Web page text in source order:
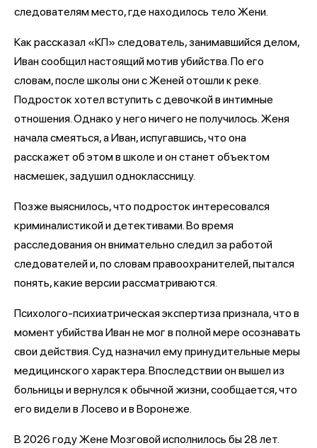
следователям место, где находилось тело Жени.
Как рассказал «КП» следователь, занимавшийся делом,
Иван сообщил настоящий мотив убийства. По его
словам, после школы они с Женей отошли к реке.
Подросток хотел вступить с девочкой в интимные
отношения. Однако у него ничего не получилось. Женя
начала смеяться, а Иван, испугавшись, что она
расскажет об этом в школе и он станет объектом
насмешек, задушил одноклассницу.
Позже выяснилось, что подросток интересовался
криминалистикой и детективами. Во время
расследования он внимательно следил за работой
следователей и, по словам правоохранителей, пытался
понять, какие версии рассматриваются.
Психолого-психиатрическая экспертиза признала, что в
момент убийства Иван не мог в полной мере осознавать
свои действия. Суд назначил ему принудительные меры
медицинского характера. Впоследствии он вышел из
больницы и вернулся к обычной жизни, сообщается, что
его видели в Лосево и в Воронеже.
В 2026 году Жене Мозговой исполнилось бы 28 лет.